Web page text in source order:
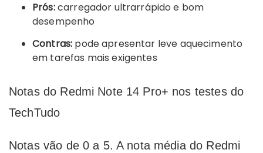
Prós:carregador ultrarrápido e bom
desempenho
Contras: pode apresentar leve aquecimento
em tarefas mais exigentes
Notas do Redmi Note 14 Pro+ nos testes do
TechTudo
Notas vão de 0 a 5. A nota média do Redmi